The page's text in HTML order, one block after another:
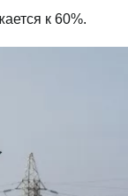
к 60%.